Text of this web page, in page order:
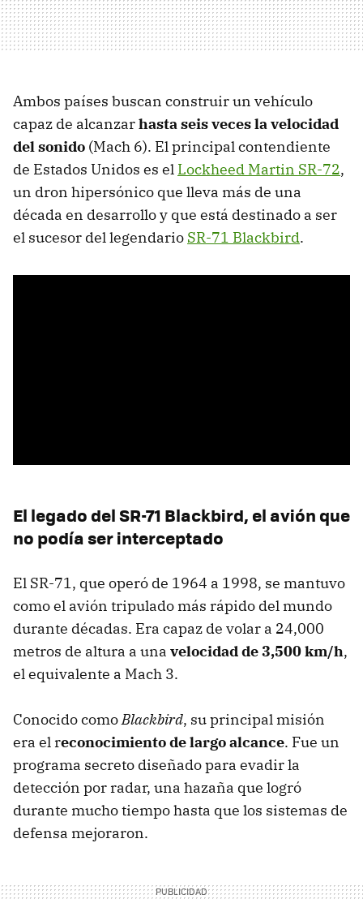
Ambos países buscan construir un vehículo
capaz de alcanzarhasta seis veces la velocidad
del sonido (Mach 6). El principal contendiente
de Estados Unidos es el Lockheed Martin SR-72,
un dron hipersónico que lleva más de una
década en desarrollo y que está destinado a ser
el sucesor del legendario SR-71 Blackbird.
El legado del SR-71 Blackbird, el avión que
no podía ser interceptado
El SR-71, que operó de 1964 a 1998, se mantuvo
como el avión tripulado más rápido del mundo
durante décadas. Era capaz de volar a 24,000
metros de altura a una velocidad de 3,500 km/h,
el equivalente a Mach 3.
Conocido comoBlackbird, su principal misión
era el reconocimiento de largo alcance. Fue un
programa secreto diseñado para evadir la
detección por radar, una hazaña que logró
durante mucho tiempo hasta que los sistemas de
defensa mejoraron.